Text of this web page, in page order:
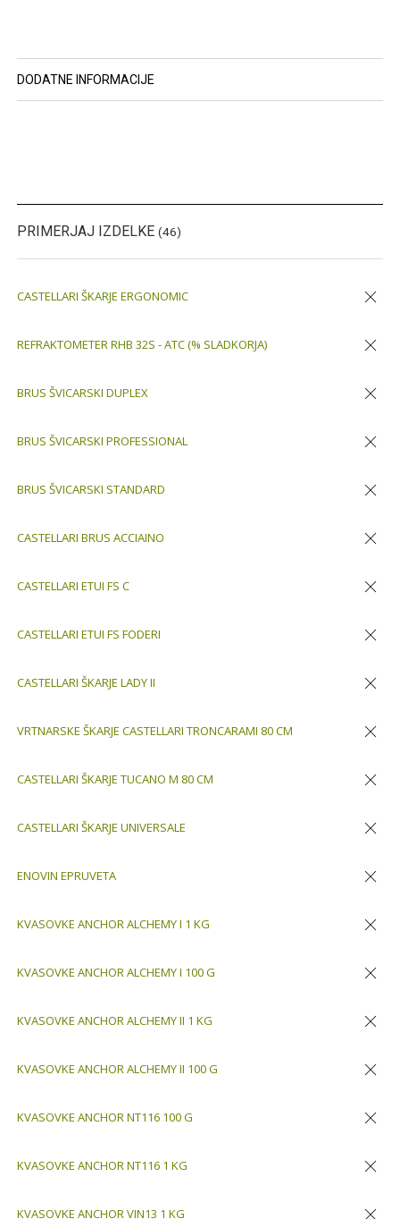
DODATNE INFORMACIJE
PRIMERJAJ IZDELKE(46)
CASTELLARI ŠKARJE ERGONOMIC
REFRAKTOMETER RHB 32S - ATC (% SLADKORJA)
BRUS ŠVICARSKI DUPLEX
BRUS ŠVICARSKI PROFESSIONAL
BRUS ŠVICARSKI STANDARD
CASTELLARI BRUS ACCIAINO
CASTELLARI ETUI FS C
CASTELLARI ETUI FS FODERI
CASTELLARI ŠKARJE LADY II
VRTNARSKE ŠKARJE CASTELLARI TRONCARAMI 80 CM
CASTELLARI ŠKARJE TUCANO M 80 CM
CASTELLARI ŠKARJE UNIVERSALE
ENOVIN EPRUVETA
KVASOVKE ANCHOR ALCHEMY I 1 KG
KVASOVKE ANCHOR ALCHEMY I 100 G
KVASOVKE ANCHOR ALCHEMY II 1 KG
KVASOVKE ANCHOR ALCHEMY II 100 G
KVASOVKE ANCHOR NT116 100 G
KVASOVKE ANCHOR NT116 1 KG
KVASOVKE ANCHOR VIN13 1 KG